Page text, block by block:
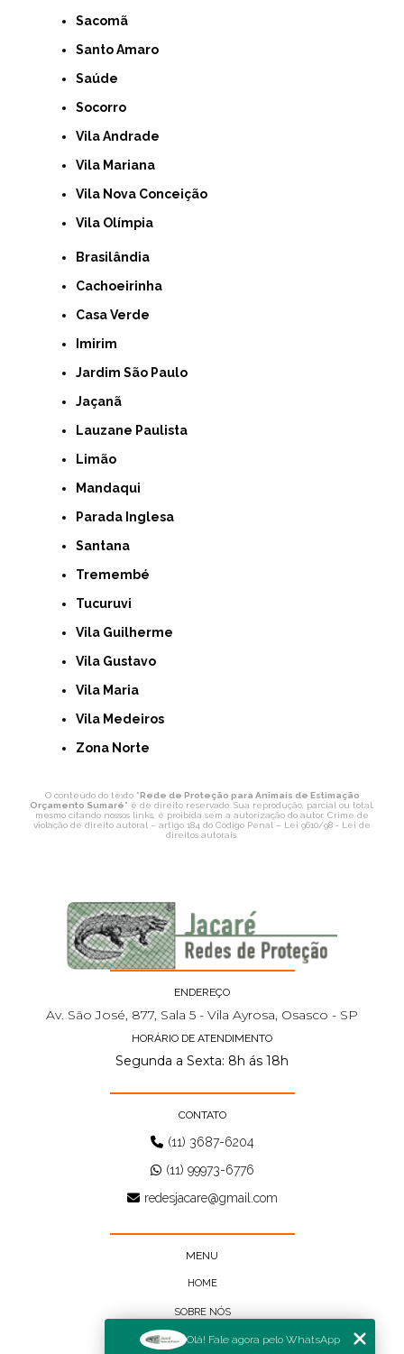
Sacomã
Santo Amaro
Saúde
Socorro
Vila Andrade
Vila Mariana
Vila Nova Conceição
Vila Olímpia
Brasilândia
Cachoeirinha
Casa Verde
Imirim
Jardim São Paulo
Jaçanã
Lauzane Paulista
Limão
Mandaqui
Parada Inglesa
Santana
Tremembé
Tucuruvi
Vila Guilherme
Vila Gustavo
Vila Maria
Vila Medeiros
Zona Norte
O conteúdo do texto "Rede de Proteção para Animais de Estimação
Orçamento Sumaré" é de direito reservado. Sua reprodução, parcial ou total,
mesmo citando nossos links, é proibida sem a autorização do autor. Crime de
violação de direito autoral – artigo 184 do Código Penal – Lei 9610/98 - Lei de
direitos autorais
ENDEREÇO
Av. São José, 877, Sala 5 - Vila Ayrosa, Osasco - SP
HORÁRIO DE ATENDIMENTO
Segunda a Sexta: 8h ás 18h
CONTATO
(11) 3687-6204
(11) 99973-6776
redesjacare@gmail.com
MENU
HOME
SOBRE NÓS
BLOG
Olá! Fale agora pelo WhatsApp